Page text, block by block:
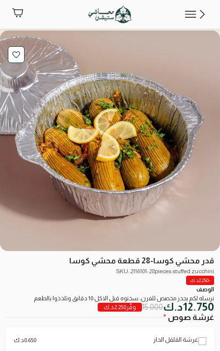
قدر محشي كوسا-28 قطعة محشي كوسا
SKU: 2116101-28pieces stuffed zucchini
-2.250 د.ك
الوصف
نرسله لكم بجدر مخصص للفرن، سخنوه قبل الاكل 10 دقايق وتلذذوا بالطعم
وفّر 2.250د.ك 15.000 12.750د.ك
غرشة صوص *
غرشة الفلفل الحار 0.650د.ك